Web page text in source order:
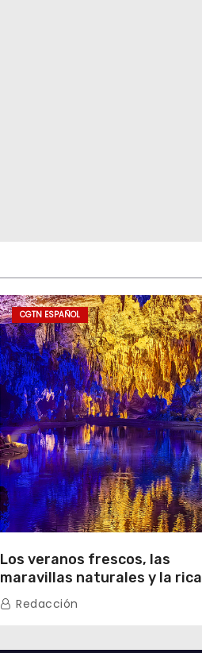
CGTN ESPAÑOL
Los veranos frescos, las
maravillas naturales y la rica
cultura de Guizhou atraen a
turistas extranjeros
Redacción